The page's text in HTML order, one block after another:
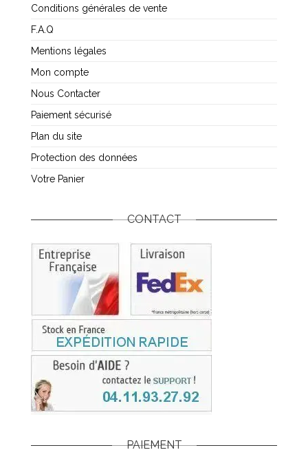
Conditions générales de vente
F.A.Q
Mentions légales
Mon compte
Nous Contacter
Paiement sécurisé
Plan du site
Protection des données
Votre Panier
CONTACT
PAIEMENT